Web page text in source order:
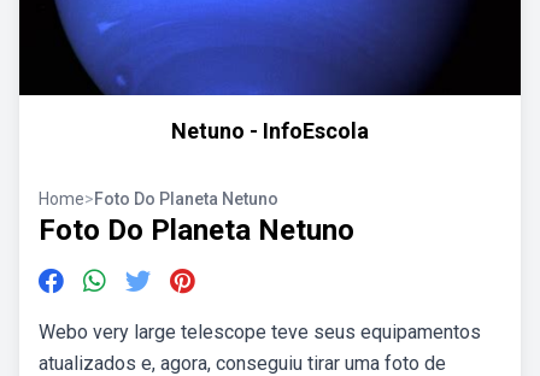
Netuno - InfoEscola
Home>Foto Do Planeta Netuno
Foto Do Planeta Netuno
Webo very large telescope teve seus equipamentos
atualizados e, agora, conseguiu tirar uma foto de